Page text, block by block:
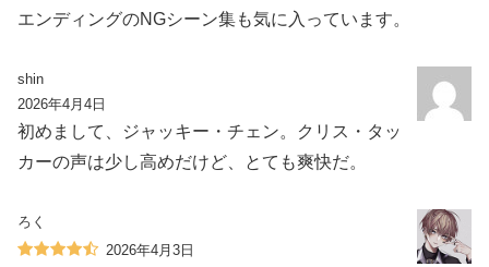
エンディングのNGシーン集も気に入っています。
shin
2026年4月4日
初めまして、ジャッキー・チェン。クリス・タッ
カーの声は少し高めだけど、とても爽快だ。
ろく
2026年4月3日